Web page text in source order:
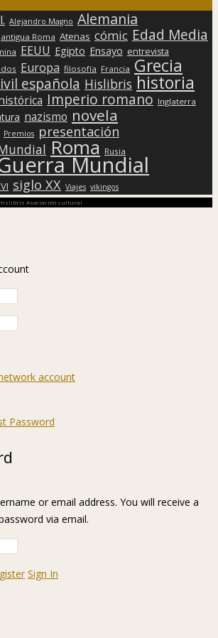
Alejandro Magno Alemania
antigua Roma Atenas cómic Edad Media
EEUU Egipto Ensayo entrevista
Europa filosofía Francia Grecia
española Hislibris historia
Imperio romano Inglaterra
nazismo novela
Premios presentación
Roma Rusia
Mundial
siglo XX Viajes vikingos
Hislibris Asociación cultural
account
Password
or email address. You will receive a
via email.
Sign In